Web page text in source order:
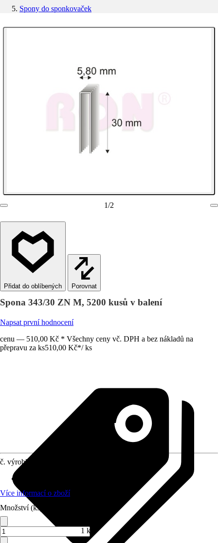
Spony do sponkovaček
1/2
Porovnat
Spona 343/30 ZN M, 5200 kusů v balení
Napsat první hodnocení
cenu — 510,00 Kč * Všechny ceny vč. DPH a bez nákladů na
přepravu za ks510,00 Kč*/ ks
č. výrobku
Více informací o zboží
Množství (ks)
1 ks